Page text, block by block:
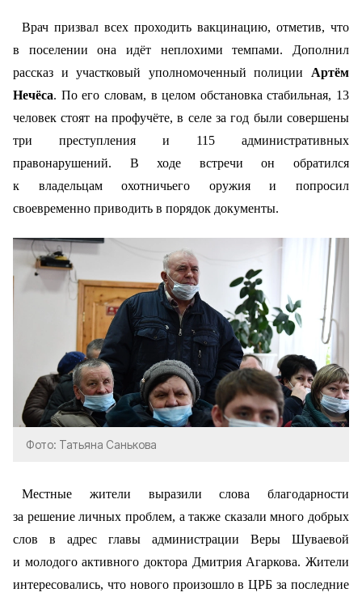
Врач призвал всех проходить вакцинацию, отметив, что
в поселении она идёт неплохими темпами. Дополнил
рассказ и участковый уполномоченный полиции Артём
Нечёса. По его словам, в целом обстановка стабильная, 13
человек стоят на профучёте, в селе за год были совершены
три преступления и 115 административных
правонарушений. В ходе встречи он обратился
к владельцам охотничьего оружия и попросил
своевременно приводить в порядок документы.
Фото: Татьяна Санькова
Местные жители выразили слова благодарности
за решение личных проблем, а также сказали много добрых
слов в адрес главы администрации Веры Шуваевой
и молодого активного доктора Дмитрия Агаркова. Жители
интересовались, что нового произошло в ЦРБ за последние